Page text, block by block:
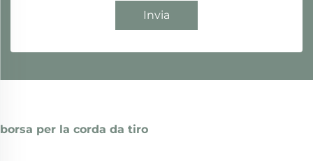
Invia
borsa per la corda da tiro